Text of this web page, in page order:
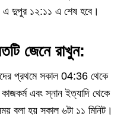
এ দুপুর ১২:১১ এ শেষ হবে।
জেনে রাখুন:
প্রথমে সকাল 04:36 থেকে
এবং স্নান ইত্যাদি থেকে
বলা হয় সকাল ৬টা ১১ মিনিট।